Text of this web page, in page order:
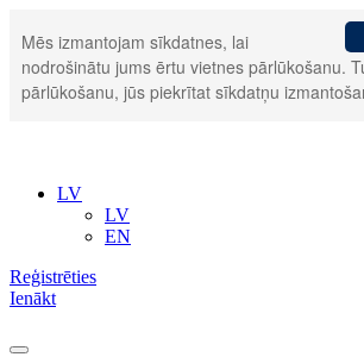
Mēs izmantojam sīkdatnes, lai
nodrošinātu jums ērtu vietnes pārlūkošanu.
pārlūkošanu, jūs piekrītat sīkdatņu
LV
LV
EN
Reģistrēties
Ienākt